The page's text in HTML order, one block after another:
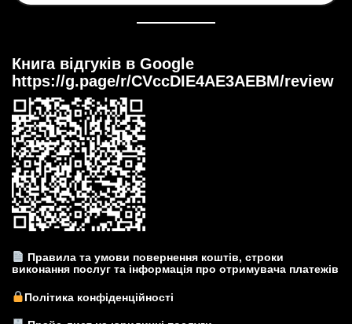
Книга відгуків в Google
https://g.page/r/CVccDIE4AE3AEBM/review
Правила та умови повернення коштів, строки
виконання послуг та інформація про отримувача платежів
Політика конфіденційності